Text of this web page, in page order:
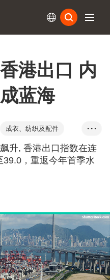
港出口 内
蓝海
成衣、纺织及配件
• • •
升, 香港出口指数在连
，重返今年首季水